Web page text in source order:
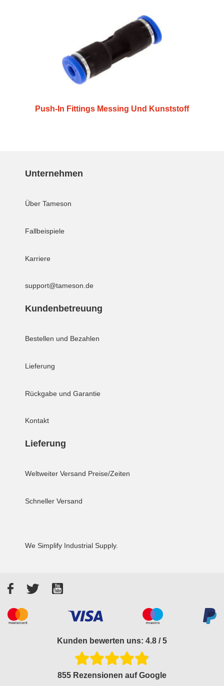
Push-In Fittings Messing Und Kunststoff
Unternehmen
Über Tameson
Fallbeispiele
Karriere
support@tameson.de
Kundenbetreuung
Bestellen und Bezahlen
Lieferung
Rückgabe und Garantie
Kontakt
Lieferung
Weltweiter Versand Preise/Zeiten
Schneller Versand
We Simplify Industrial Supply.
FacebookTwitterYouTube
Kunden bewerten uns: 4.8 / 5
855 Rezensionen auf Google